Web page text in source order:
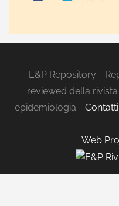
E&P Repository -
reviewed della
epidemiologia - Contatti
Web